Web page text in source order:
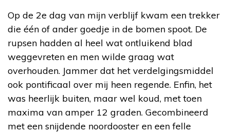
Op de 2e dag van mijn verblijf kwam een trekker
die één of ander goedje in de bomen spoot. De
rupsen hadden al heel wat ontluikend blad
weggevreten en men wilde graag wat
overhouden. Jammer dat het verdelgingsmiddel
ook pontificaal over mij heen regende. Enfin, het
was heerlijk buiten, maar wel koud, met toen
maxima van amper 12 graden. Gecombineerd
met een snijdende noordooster en een felle